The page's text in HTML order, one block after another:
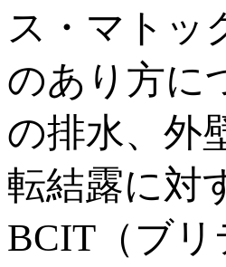
ス・マトッ
のあり方に
の排水、外
転結露に対
BCIT（ブ